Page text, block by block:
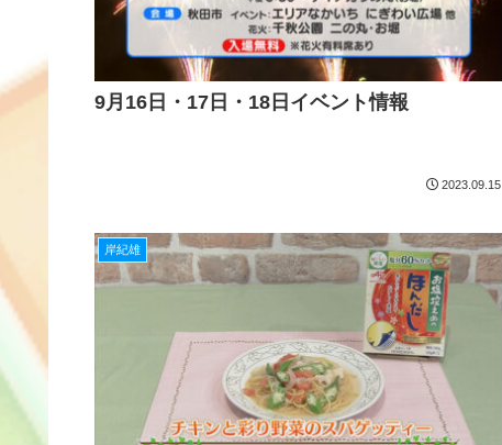
9月16日・17日・18日イベント情報
2023.09.15
岸紀雄